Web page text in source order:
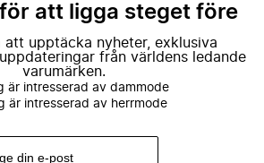
att ligga steget före
att upptäcka nyheter, exklusiva
från världens ledande
varumärken.
är intresserad av dammode
är intresserad av herrmode